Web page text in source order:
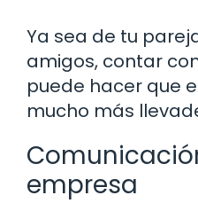
Ya sea de tu
amigos, contar
puede hacer que
mucho más
empresa